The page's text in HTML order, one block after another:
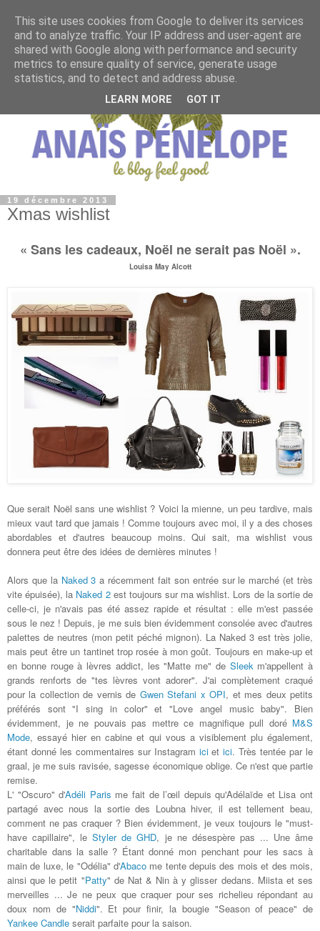
19 décembre 2013
Xmas wishlist
« Sans les cadeaux, Noël ne serait pas Noël ».
Louisa May Alcott
Que serait Noël sans une wishlist ? Voici la mienne, un peu tardive, mais
mieux vaut tard que jamais ! Comme toujours avec moi, il y a des choses
abordables et d'autres beaucoup moins. Qui sait, ma wishlist vous
donnera peut être des idées de dernières minutes !
Alors que la Naked 3 a récemment fait son entréesur le marché (et très
vite épuisée), la Naked 2est toujours sur ma wishlist. Lors de la sortie de
celle-ci, je n'avais pas été assez rapide et résultat : elle m'est passée
sous le nez ! Depuis, je me suis bien évidemment consolée avec d'autres
palettes de neutres (mon petit péché mignon). La Naked 3 est très jolie,
mais peut être un tantinet trop rosée à mon goût. Toujours en make-up et
en bonne rouge à lèvres addict, les "Matte me" de Sleekm'appellent à
grands renforts de "tes lèvres vont adorer". J'ai complètement craqué
pour la collection de vernis de Gwen Stefani x OPI, et mes deux petits
préférés sont "I sing in color" et "Love angel music baby". Bien
évidemment, je ne pouvais pas mettre ce magnifique pull doré M&S
Mode, essayé hier en cabine et qui vous a visiblement plu également,
étant donné les commentaires sur Instagram icietici. Très tentée par le
graal, je me suis ravisée, sagesse économique oblige. Ce n'est que partie
remise.
L' "Oscuro" d'Adéli Paris me fait de l’œil depuis qu'Adélaïde et Lisa ont
partagé avec nous la sortie des Loubna hiver, il est tellement beau,
comment ne pas craquer ? Bien évidemment, je veux toujours le "must-
have capillaire", leStyler de GHD, je ne désespère pas ... Une âme
charitable dans la salle ? Étant donné mon penchant pour les sacs à
main de luxe, le "Odélia" d'Abacome tente depuis des mois et des mois,
ainsi que le petit "Patty" de Nat & Nin à y glisser dedans. Miista et ses
merveilles ... Je ne peux que craquer pour ses richelieu répondant au
doux nom de "Niddi". Et pour finir, la bougie "Season of peace" de
Yankee Candle serait parfaite pour la saison.
This site uses cookies from Google to deliver its services
and to analyze traffic. Your IP address and user-agent are
shared with Google along with performance and security
metrics to ensure quality of service, generate usage
statistics, and to detect and address abuse.
LEARN MORE GOT IT